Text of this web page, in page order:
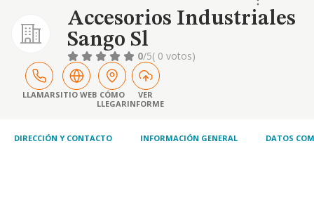
Accesorios Industriales
Sango Sl
0/5( 0 votos)
LLAMARSITIO WEB CÓMO
LLEGAR
VER
INFORME
DIRECCIÓN Y CONTACTO INFORMACIÓN GENERAL DATOS